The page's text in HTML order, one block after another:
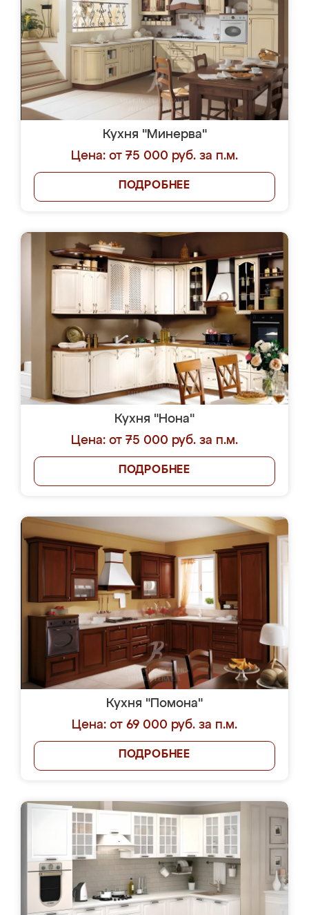
Кухня "Минерва"
Цена: от 75 000 руб. за п.м.
ПОДРОБНЕЕ
Кухня "Нона"
Цена: от 75 000 руб. за п.м.
ПОДРОБНЕЕ
Кухня "Помона"
Цена: от 69 000 руб. за п.м.
ПОДРОБНЕЕ